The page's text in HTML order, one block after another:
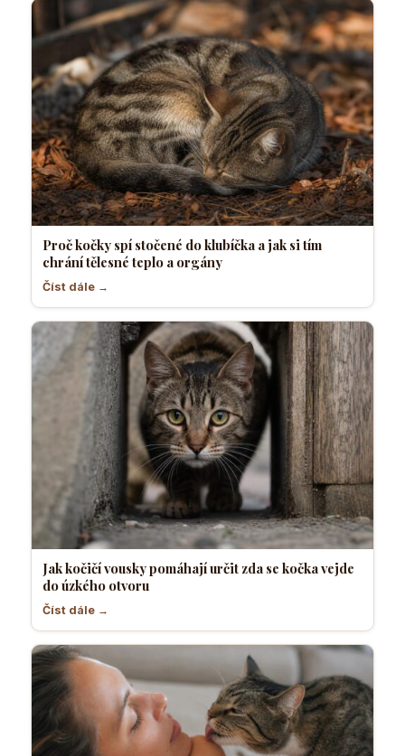
Proč kočky spí stočené do klubíčka a jak si tím
chrání tělesné teplo a orgány
Číst dále →
Jak kočičí vousky pomáhají určit zda se kočka vejde
do úzkého otvoru
Číst dále →